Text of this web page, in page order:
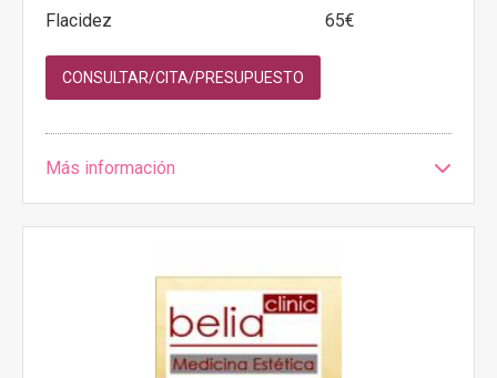
Flacidez
65€
CONSULTAR/CITA/PRESUPUESTO
Más información